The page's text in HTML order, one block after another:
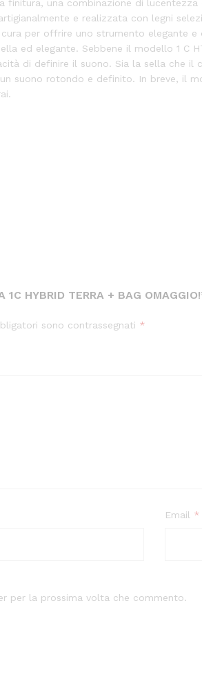
una combinazione di
e realizzata con legni
per offrire uno strumento elegante
ed elegante. Sebbene il modello 1
di definire il suono. Sia la sella che
suono rotondo e definito. In breve, il
1C HYBRID TERRA + BAG
sono contrassegnati *
Email *
per la prossima volta che commento.